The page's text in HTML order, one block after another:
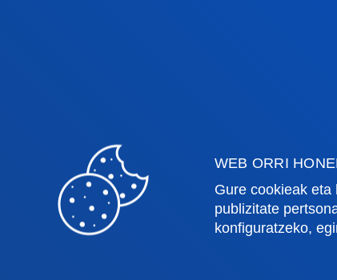
WEB ORRI
Gure cookieak
publizitate
konfiguratzeko,
Ingeniaritza
Teologia
Bilboko campusa